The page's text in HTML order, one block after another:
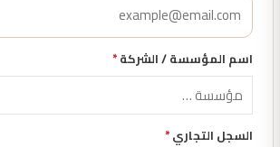
اسم المؤسسة / الشركة*
السجل التجاري*